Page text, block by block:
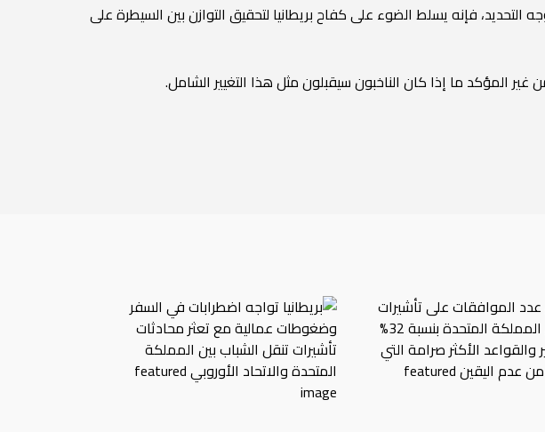
فإنه يسلط الضوء على كفاح بريطانيا لتحقيق التوازن بين السيطرة على
المؤكد ما إذا كان الناخبون سيقبلون مثل هذا التغيير الشامل.